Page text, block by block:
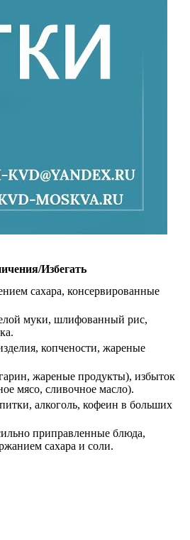
Избегать
сахара, консервированные
муки, шлифованный рис,
копчености, жареные
жареные продукты), избыток
мясо, сливочное масло).
алкоголь, кофеин в больших
приправленные блюда,
сахара и соли.